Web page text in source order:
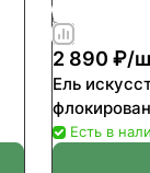
2 890 ₽/
Ель
Есть в